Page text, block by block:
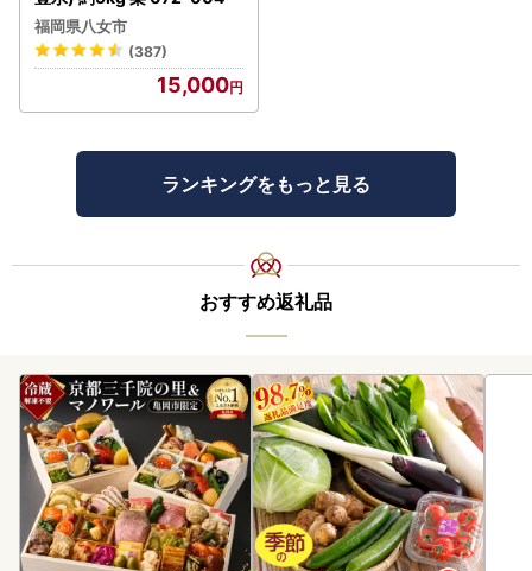
福岡県八女市
(387)
15,000
ランキングをもっと見る
おすすめ返礼品